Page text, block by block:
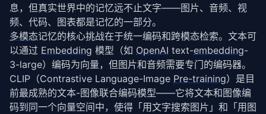
息，但真实世界中的记忆远不止文字——图片、音频、视
频、代码、图表都是记忆的一部分。
多模态记忆的核心挑战在于统一编码和跨模态检索。文本可
以通过 Embedding 模型（如 OpenAI text-embedding-
3-large）编码为向量，但图片和音频需要专门的编码器。
CLIP（Contrastive Language-Image Pre-training）是目
前最成熟的文本-图像联合编码模型——它将文本和图像编
码到同一个向量空间中，使得「用文字搜索图片」和「用图